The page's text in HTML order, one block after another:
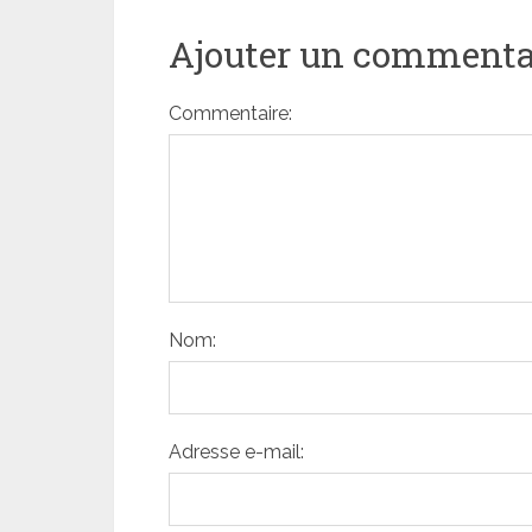
Ajouter un
Commentaire:
Nom:
Adresse e-mail: